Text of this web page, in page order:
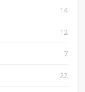
14
12
7
22